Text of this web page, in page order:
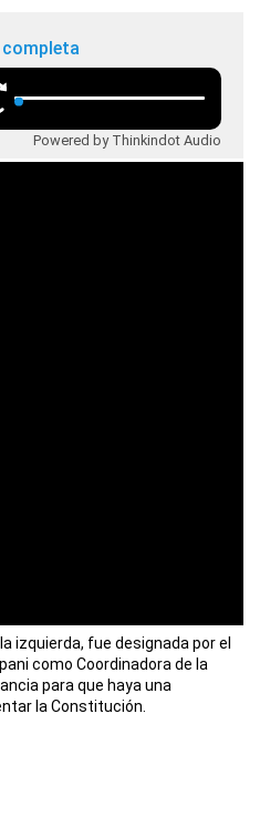
Powered by Thinkindot Audio
izquierda, fue designada por el
como Coordinadora de la
para que haya una
la Constitución.